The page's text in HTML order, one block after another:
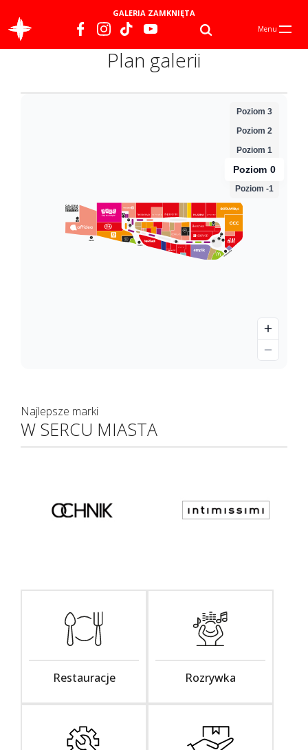
GALERIA ZAMKNIĘTA
Menu
Plan galerii
Najlepsze marki
W SERCU MIASTA
Restauracje Rozrywka